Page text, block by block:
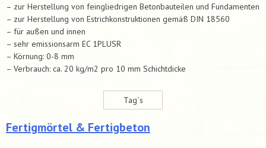
– zur Herstellung von feingliedrigen Betonbauteilen und Fundamenten
– zur Herstellung von Estrichkonstruktionen gemäß DIN 18560
– für außen und innen
– sehr emissionsarm EC 1PLUSR
– Körnung: 0-8 mm
– Verbrauch: ca. 20 kg/m2 pro 10 mm Schichtdicke
Tag´s
Fertigmörtel & Fertigbeton